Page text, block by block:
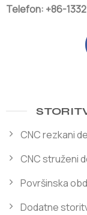
Telefon: +86-
CNC rezkani
CNC struženi
Površinska
Dodatne